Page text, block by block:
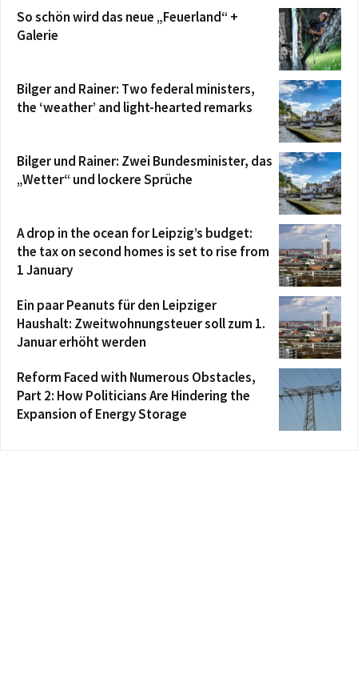
So schön wird das neue „Feuerland“ +
Galerie
Bilger and Rainer: Two federal ministers,
the ‘weather’ and light-hearted remarks
Bilger und Rainer: Zwei Bundesminister, das
„Wetter“ und lockere Sprüche
A drop in the ocean for Leipzig’s budget:
the tax on second homes is set to rise from
1 January
Ein paar Peanuts für den Leipziger
Haushalt: Zweitwohnungsteuer soll zum 1.
Januar erhöht werden
Reform Faced with Numerous Obstacles,
Part 2: How Politicians Are Hindering the
Expansion of Energy Storage